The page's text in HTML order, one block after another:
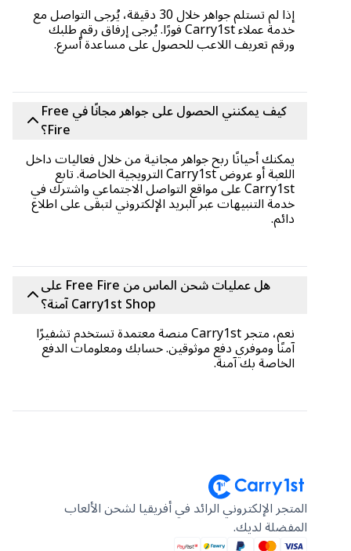
إذا لم تستلم جواهر خلال 30 دقيقة، يُرجى التواصل مع
خدمة عملاء Carry1st فورًا. يُرجى إرفاق رقم طلبك
ورقم تعريف اللاعب للحصول على مساعدة أسرع.
كيف يمكنني الحصول على جواهر مجانًا في Free
يمكنك أحيانًا ربح جواهر مجانية من خلال فعاليات داخل
اللعبة أو عروض Carry1st الترويجية الخاصة. تابع
Carry1st على مواقع التواصل الاجتماعي واشترك في
خدمة التنبيهات عبر البريد الإلكتروني لتبقى على اطلاع
هل عمليات شحن الماس من Free Fire على
Carry1st Shop آمنة؟
نعم، متجر Carry1st منصة معتمدة تستخدم تشفيرًا
آمنًا وموفري دفع موثوقين. حسابك ومعلومات الدفع
الخاصة بك آمنة.
المتجر الإلكتروني الرائد في أفريقيا لشحن الألعاب
المفضلة لديك.